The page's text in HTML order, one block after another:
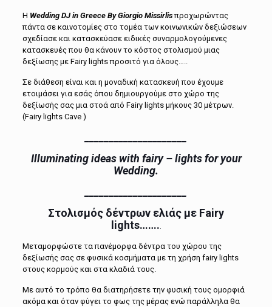
Η Wedding DJ in Greece By Giorgio Missirlisπροχωρώντας
πάντα σε καινοτομίες στο τομέα των κοινωνικών δεξιώσεων
σχεδίασε και κατασκεύασε ειδικές συναρμολογούμενες
κατασκευές που θα κάνουν το κόστος στολισμού μιας
δεξίωσης με Fairy lightsπροσιτό για όλους…..
Σεδιάθεση είναι και η μοναδική κατασκευή που έχουμε
ετοιμάσει για εσάς όπου δημιουργούμε στο χώρο της
δεξίωσής σας μια στοά από Fairy lights μήκους 30 μέτρων.
(Fairy lights Cave )
Illuminating ideas with fairy – lights for your
Wedding.
Στολισμός δέντρων ελιάς με Fairy
lights…….
Μεταμορφώστε τα πανέμορφα δέντρα του χώρου της
δεξίωσής σας σε φυσικά κοσμήματα με τη χρήση fairy lights
στους κορμούς και στα κλαδιά τους.
Με αυτό το τρόπο θα διατηρήσετε την φυσική τους ομορφιά
ακόμα και όταν φύγει το φως της μέρας ενώ παράλληλα θα